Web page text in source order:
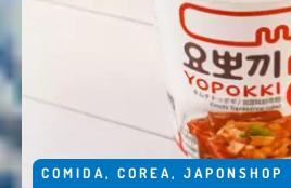
COMIDA, COREA, JAPONSHOP